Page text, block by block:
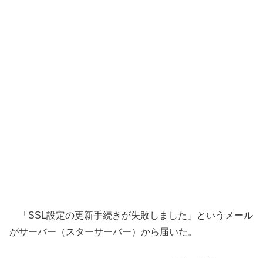
「SSL設定の更新手続きが失敗しました」というメール
がサーバー（スターサーバー）から届いた。